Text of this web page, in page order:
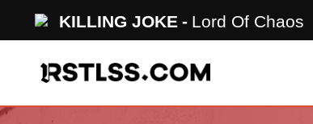
KILLING JOKE Lord Of Chaos